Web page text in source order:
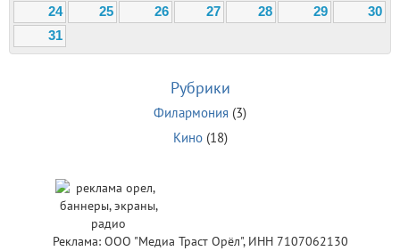
24
25 26 27 28 29
30
31
Рубрики
Филармония (3)
Кино(18)
Реклама: ООО "Медиа Траст Орёл", ИНН 7107062130